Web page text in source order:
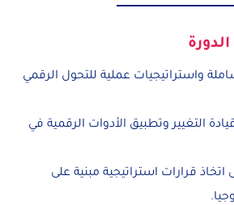
واستراتيجيات عملية للتحول الرقمي
التغيير وتطبيق الأدوات الرقمية في
اتخاذ قرارات استراتيجية مبنية على